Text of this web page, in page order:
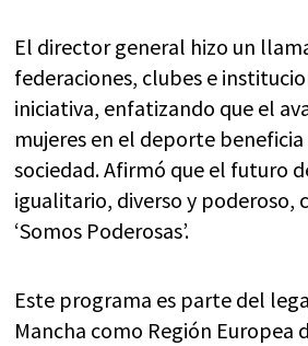
El director general hizo un
federaciones, clubes e
iniciativa, enfatizando que el
mujeres en el deporte
sociedad. Afirmó que el futuro
igualitario, diverso y poderoso,
‘Somos Poderosas’.
Este programa es parte del
Mancha como Región Europea